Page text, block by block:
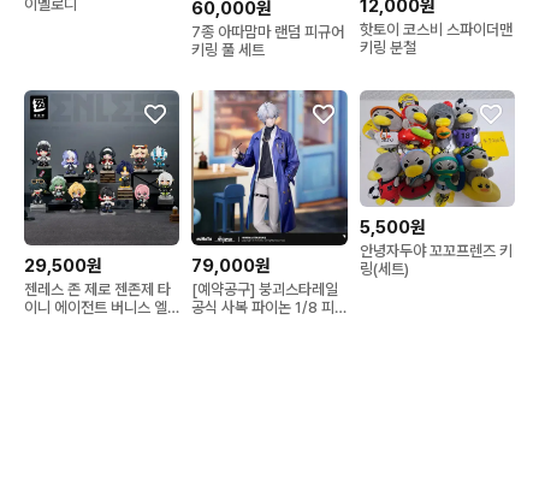
이멜로디
60,000원
7종 아따맘마 랜덤 피규어
키링 풀 세트
12,000원
핫토이 코스비 스파이더맨
키링 분철
29,500원
젠레스 존 제로 젠존제 타
이니 에이전트 버니스 엘
79,000원
[예약공구] 붕괴스타레일
공식 사복 파이논 1/8 피
5,500원
안녕자두야 꼬꼬프렌즈 키
링(세트)